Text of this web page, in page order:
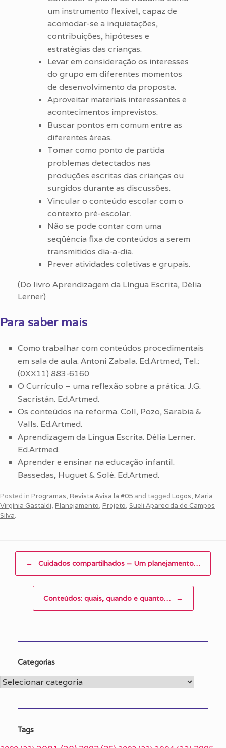
um instrumento flexível, capaz de
acomodar-se a inquietações,
contribuições, hipóteses e
estratégias das crianças.
Levar em consideração os interesses
do grupo em diferentes momentos
de desenvolvimento da proposta.
Aproveitar materiais interessantes e
acontecimentos imprevistos.
Buscar pontos em comum entre as
diferentes áreas.
Tomar como ponto de partida
problemas detectados nas
produções escritas das crianças ou
surgidos durante as discussões.
Vincular o conteúdo escolar com o
contexto pré-escolar.
Não se pode contar com uma
seqüência fixa de conteúdos a serem
transmitidos dia-a-dia.
Prever atividades coletivas e grupais.
(Do livro Aprendizagem da Língua Escrita, Délia
Lerner)
Para saber mais
Como trabalhar com conteúdos procedimentais
em sala de aula. Antoni Zabala. Ed.Artmed, Tel.:
(0XX11) 883-6160
O Currículo – uma reflexão sobre a prática. J.G.
Sacristán. Ed.Artmed.
Os conteúdos na reforma. Coll, Pozo, Sarabia &
Valls. Ed.Artmed.
Aprendizagem da Língua Escrita. Délia Lerner.
Ed.Artmed.
Aprender e ensinar na educação infantil.
Bassedas, Huguet & Solé. Ed.Artmed.
Posted in Programas, Revista Avisa lá #05 and tagged Logos, Maria
Virgínia Gastaldi, Planejamento, Projeto, Sueli Aparecida de Campos
Silva.
← Cuidados compartilhados – Um planejamento…
Conteúdos: quais, quando e quanto… →
Categorias
Categorias
Tags